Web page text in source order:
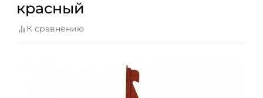
красный
К сравнению